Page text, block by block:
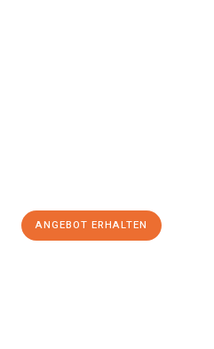
ANGEBOT ERHALTEN